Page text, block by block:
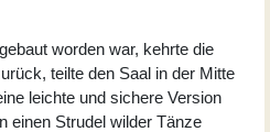
worden war, kehrte die
teilte den Saal in der Mitte
leichte und sichere Version
einen Strudel wilder Tänze